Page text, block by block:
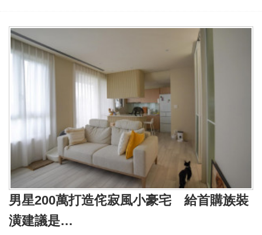
男星200萬打造侘寂風小豪宅 給首購族裝
潢建議是…